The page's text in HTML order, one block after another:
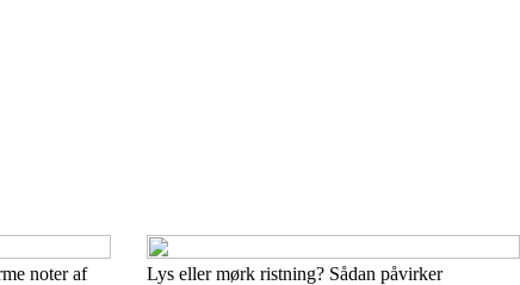
noter af
Lys eller mørk ristning? Sådan påvirker